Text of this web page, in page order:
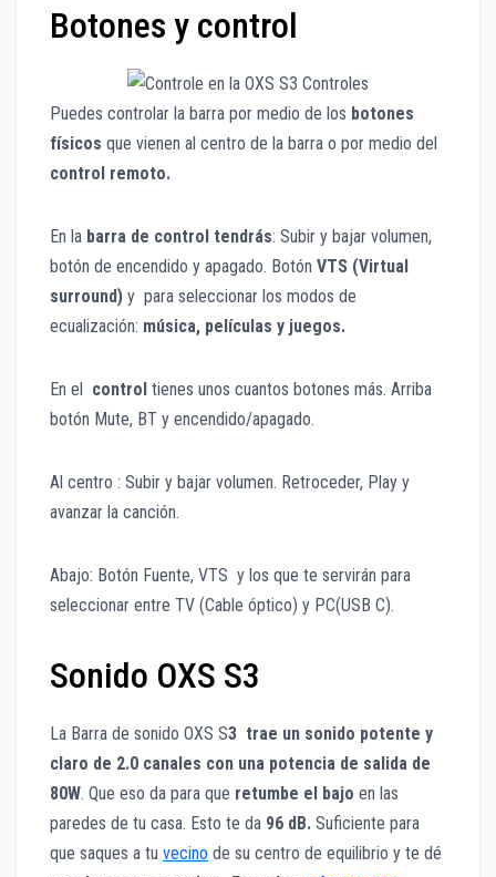
Botones y control
Puedes controlar la barra por medio de los botones
físicos que vienen al centro de la barra o por medio del
control remoto.
En la barra de control tendrás: Subir y bajar volumen,
botón de encendido y apagado. Botón VTS (Virtual
surround) y para seleccionar los modos de
ecualización: música, películas y juegos.
En el control tienes unos cuantos botones más. Arriba
botón Mute, BT y encendido/apagado.
Al centro : Subir y bajar volumen. Retroceder, Play y
avanzar la canción.
Abajo: Botón Fuente, VTS y los que te servirán para
seleccionar entre TV (Cable óptico) y PC(USB C).
Sonido OXS S3
La Barra de sonido OXS S3 trae un sonido potente y
claro de 2.0 canales con una potencia de salida de
80W. Que eso da para que retumbe el bajo en las
paredes de tu casa. Esto te da 96 dB. Suficiente para
que saques a tu vecino de su centro de equilibrio y te dé